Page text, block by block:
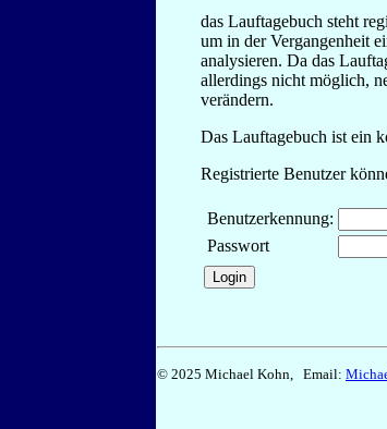
das Lauftagebuch steht
um in der Vergangenheit
analysieren. Da das
allerdings nicht möglich,
verändern.
Das Lauftagebuch ist ein
Registrierte Benutzer
Benutzerkennung:
Passwort
© 2025 Michael Kohn, Email: